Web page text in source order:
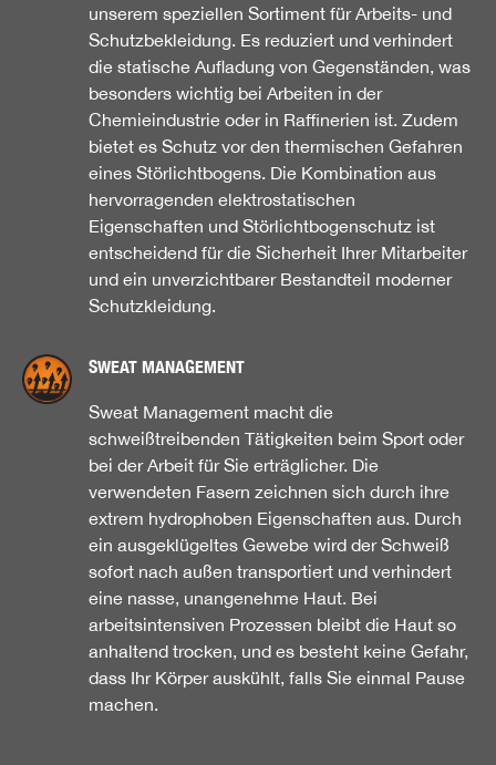
unserem speziellen Sortiment für Arbeits- und
Schutzbekleidung. Es reduziert und verhindert
die statische Aufladung von Gegenständen, was
besonders wichtig bei Arbeiten in der
Chemieindustrie oder in Raffinerien ist. Zudem
bietet es Schutz vor den thermischen Gefahren
eines Störlichtbogens. Die Kombination aus
hervorragenden elektrostatischen
Eigenschaften und Störlichtbogenschutz ist
entscheidend für die Sicherheit Ihrer Mitarbeiter
und ein unverzichtbarer Bestandteil moderner
Schutzkleidung.
SWEAT MANAGEMENT
Sweat Management macht die
schweißtreibenden Tätigkeiten beim Sport oder
bei der Arbeit für Sie erträglicher. Die
verwendeten Fasern zeichnen sich durch ihre
extrem hydrophoben Eigenschaften aus. Durch
ein ausgeklügeltes Gewebe wird der Schweiß
sofort nach außen transportiert und verhindert
eine nasse, unangenehme Haut. Bei
arbeitsintensiven Prozessen bleibt die Haut so
anhaltend trocken, und es besteht keine Gefahr,
dass Ihr Körper auskühlt, falls Sie einmal Pause
machen.